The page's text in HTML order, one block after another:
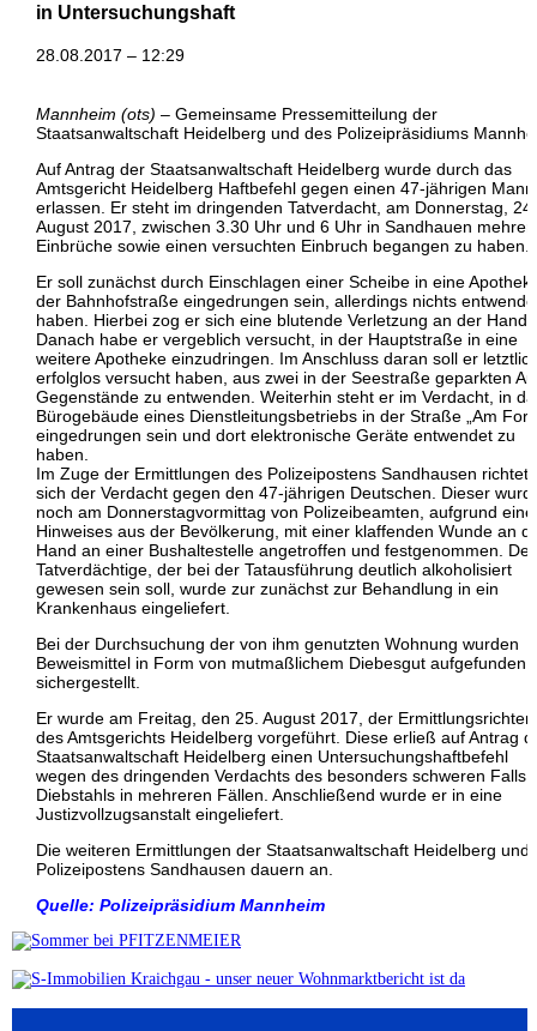
in Untersuchungshaft
28.08.2017 – 12:29
Mannheim (ots) – Gemeinsame Pressemitteilung der
Staatsanwaltschaft Heidelberg und des Polizeipräsidiums
Auf Antrag der Staatsanwaltschaft Heidelberg wurde durch das
Amtsgericht Heidelberg Haftbefehl gegen einen 47-jährigen Mann
erlassen. Er steht im dringenden Tatverdacht, am Donnerstag, 24.
August 2017, zwischen 3.30 Uhr und 6 Uhr in Sandhauen
Einbrüche sowie einen versuchten Einbruch begangen zu haben.
Er soll zunächst durch Einschlagen einer Scheibe in eine
der Bahnhofstraße eingedrungen sein, allerdings nichts
haben. Hierbei zog er sich eine blutende Verletzung an der Hand
Danach habe er vergeblich versucht, in der Hauptstraße in eine
weitere Apotheke einzudringen. Im Anschluss daran soll er
erfolglos versucht haben, aus zwei in der Seestraße geparkten
Gegenstände zu entwenden. Weiterhin steht er im Verdacht, in
Bürogebäude eines Dienstleitungsbetriebs in der Straße „Am
eingedrungen sein und dort elektronische Geräte entwendet zu
haben.
Im Zuge der Ermittlungen des Polizeipostens Sandhausen richtete
sich der Verdacht gegen den 47-jährigen Deutschen. Dieser
noch am Donnerstagvormittag von Polizeibeamten, aufgrund
Hinweises aus der Bevölkerung, mit einer klaffenden Wunde an
Hand an einer Bushaltestelle angetroffen und festgenommen. Der
Tatverdächtige, der bei der Tatausführung deutlich alkoholisiert
gewesen sein soll, wurde zur zunächst zur Behandlung in ein
Krankenhaus eingeliefert.
Bei der Durchsuchung der von ihm genutzten Wohnung wurden
Beweismittel in Form von mutmaßlichem Diebesgut aufgefunden
sichergestellt.
Er wurde am Freitag, den 25. August 2017, der
des Amtsgerichts Heidelberg vorgeführt. Diese erließ auf Antrag
Staatsanwaltschaft Heidelberg einen Untersuchungshaftbefehl
wegen des dringenden Verdachts des besonders schweren Falls
Diebstahls in mehreren Fällen. Anschließend wurde er in eine
Justizvollzugsanstalt eingeliefert.
Die weiteren Ermittlungen der Staatsanwaltschaft Heidelberg und
Polizeipostens Sandhausen dauern an.
Quelle: Polizeipräsidium Mannheim